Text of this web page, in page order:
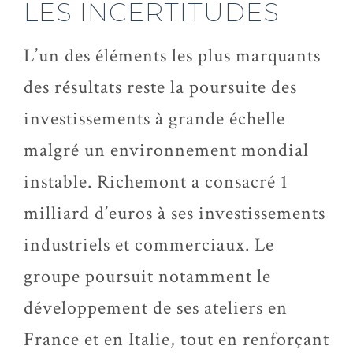
LES INCERTITUDES
L’un des éléments les plus marquants
des résultats reste la poursuite des
investissements à grande échelle
malgré un environnement mondial
instable. Richemont a consacré 1
milliard d’euros à ses investissements
industriels et commerciaux. Le
groupe poursuit notamment le
développement de ses ateliers en
France et en Italie, tout en renforçant